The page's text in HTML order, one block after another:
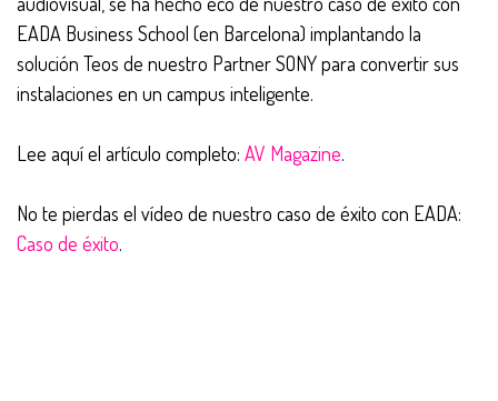
EADA Business School (en Barcelona) implantando la
solución Teos de nuestro Partner SONY para convertir sus
instalaciones en un campus inteligente.
Lee aquí el artículo completo: AV Magazine.
No te pierdas el vídeo de nuestro caso de éxito con EADA:
Caso de éxito.